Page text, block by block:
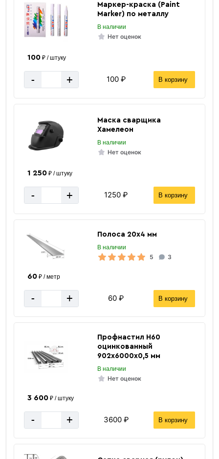
Маркер-краска (Paint
Marker) по металлу
В наличии
Нет оценок
100₽ / штуку
- + 100 ₽ В корзину
Маска сварщика
Хамелеон
В наличии
Нет оценок
1 250₽ / штуку
- + 1250 ₽ В корзину
Полоса 20х4 мм
В наличии
5 3
60₽ / метр
- + 60 ₽ В корзину
Профнастил Н60
оцинкованный
902х6000х0,5 мм
В наличии
Нет оценок
3 600₽ / штуку
- + 3600 ₽ В корзину